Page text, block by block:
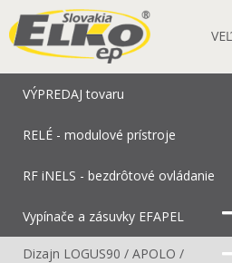
VÝPREDAJ tovaru
RELÉ - modulové prístroje
RF iNELS - bezdrôtové ovládanie
Vypínače a zásuvky EFAPEL
Dizajn LOGUS90 / APOLO /